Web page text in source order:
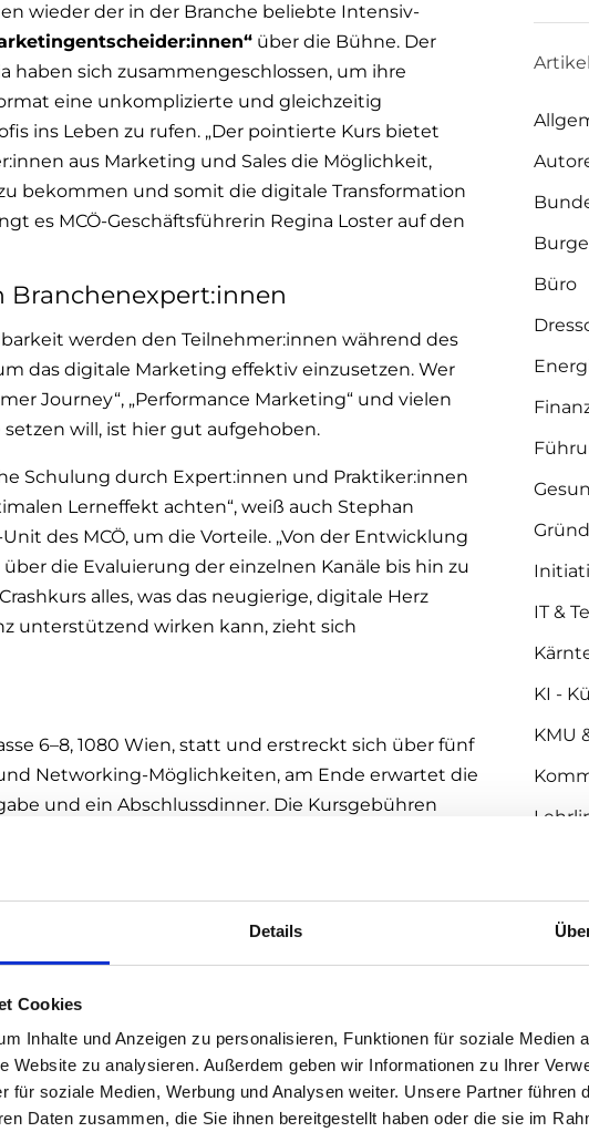
Details
Cookies
Inhalte und Anzeigen zu personalisieren, Funktionen für soziale Medien
Website zu analysieren. Außerdem geben wir Informationen zu Ihrer
für soziale Medien, Werbung und Analysen weiter. Unsere Partner führen
Daten zusammen, die Sie ihnen bereitgestellt haben oder die sie im
wieder der in der Branche beliebte Intensiv-
über die Bühne. Der
haben sich zusammengeschlossen, um ihre
eine unkomplizierte und gleichzeitig
ins Leben zu rufen. „Der pointierte Kurs bietet
aus Marketing und Sales die Möglichkeit,
bekommen und somit die digitale Transformation
es MCÖ-Geschäftsführerin Regina Loster auf den
werden den Teilnehmer:innen während des
das digitale Marketing effektiv einzusetzen. Wer
Journey“, „Performance Marketing“ und vielen
will, ist hier gut aufgehoben.
Schulung durch Expert:innen und Praktiker:innen
Lerneffekt achten“, weiß auch Stephan
des MCÖ, um die Vorteile. „Von der Entwicklung
die Evaluierung der einzelnen Kanäle bis hin zu
alles, was das neugierige, digitale Herz
unterstützend wirken kann, zieht sich
6–8, 1080 Wien, statt und erstreckt sich über fünf
Networking-Möglichkeiten, am Ende erwartet die
und ein Abschlussdinner. Die Kursgebühren
Club Österreich bzw. des IAB Austria und
Digitalisierung für Marketingentscheider:innen
zu den Vortragenden und die direkte
weiterbildung
Büro
IT &
KI -
KMU